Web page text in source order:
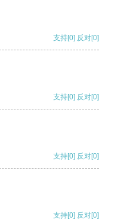
支持[0] 反对[0]
支持[0] 反对[0]
支持[0] 反对[0]
支持[0] 反对[0]